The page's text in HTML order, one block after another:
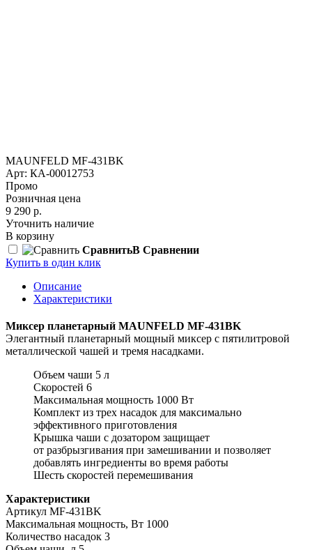
MAUNFELD MF-431BK
Арт: КА-00012753
Промо
Розничная цена
9 290 р.
Уточнить наличие
В корзину
СравнитьВ Сравнении
Купить в один клик
Описание
Характеристики
Миксер планетарный MAUNFELD MF-431BK
Элегантный планетарный мощный миксер с пятилитровой
металлической чашей и тремя насадками.
Объем чаши 5 л
Скоростей 6
Максимальная мощность 1000 Вт
Комплект из трех насадок для максимально
эффективного приготовления
Крышка чаши с дозатором защищает
от разбрызгивания при замешивании и позволяет
добавлять ингредиенты во время работы
Шесть скоростей перемешивания
Характеристики
Артикул MF-431BK
Максимальная мощность, Вт 1000
Количество насадок 3